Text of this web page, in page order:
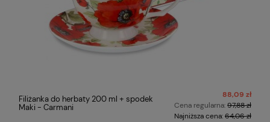
Filiżanka do herbaty 200 ml + spodek
Maki - Carmani
88,09 zł
Cena regularna:97,88 zł
Najniższa cena:64,06 zł